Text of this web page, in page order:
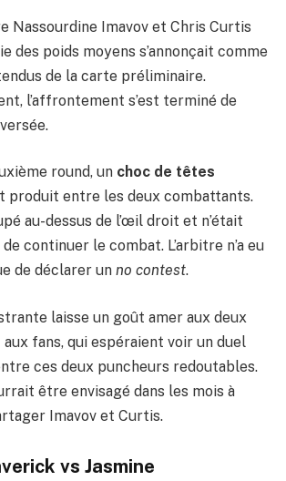
Nassourdine Imavov et Chris Curtis
des poids moyens s’annonçait comme
de la carte préliminaire.
l’affrontement s’est terminé de
round, un choc de têtes
produit entre les deux combattants.
au-dessus de l’œil droit et n’était
continuer le combat. L’arbitre n’a eu
de déclarer un no contest.
laisse un goût amer aux deux
fans, qui espéraient voir un duel
ces deux puncheurs redoutables.
être envisagé dans les mois à
Imavov et Curtis.
vs Jasmine